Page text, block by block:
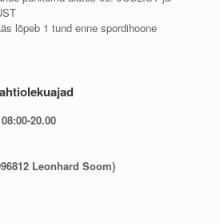
lõpeb 1 tund enne spordihoone
20.00
Leonhard Soom)